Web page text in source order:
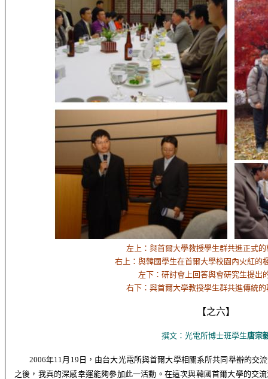
左上：與首爾大學教授學生群共進正式
右上：與韓國學生在首爾大學校園內火紅的
左下：研討會上回答與會研究生提出
右下：與首爾大學教授學生群共進傳統
【之六】
撰文： 光電所博士班學生唐宗
2006年11月 19 日，由台大光電所與首爾大學相關系所共同舉辦的交
之後，我真的深感幸運能夠參加此一活動。在這次與韓國首爾大學的交